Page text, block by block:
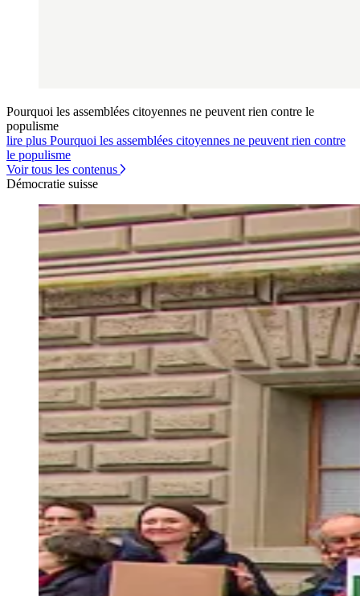
Pourquoi les assemblées citoyennes ne peuvent rien contre le
populisme
lire plus Pourquoi les assemblées citoyennes ne peuvent rien contre
le populisme
Voir tous les contenus
Démocratie suisse